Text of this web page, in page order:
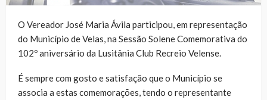
O Vereador José Maria Ávila participou, em representação
do Município de Velas, na Sessão Solene Comemorativa do
102º aniversário da Lusitânia Club Recreio Velense.
É sempre com gosto e satisfação que o Município se
associa a estas comemorações, tendo o representante